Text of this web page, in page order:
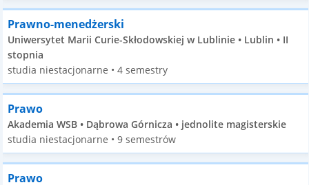
Prawno-menedżerski
Uniwersytet Marii Curie-Skłodowskiej w Lublinie • Lublin • II
stopnia
studia niestacjonarne • 4 semestry
Prawo
Akademia WSB • Dąbrowa Górnicza • jednolite magisterskie
studia niestacjonarne • 9 semestrów
Prawo